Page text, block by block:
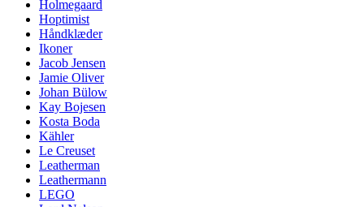
Holmegaard
Hoptimist
Håndklæder
Ikoner
Jacob Jensen
Jamie Oliver
Johan Bülow
Kay Bojesen
Kosta Boda
Kähler
Le Creuset
Leatherman
Leathermann
LEGO